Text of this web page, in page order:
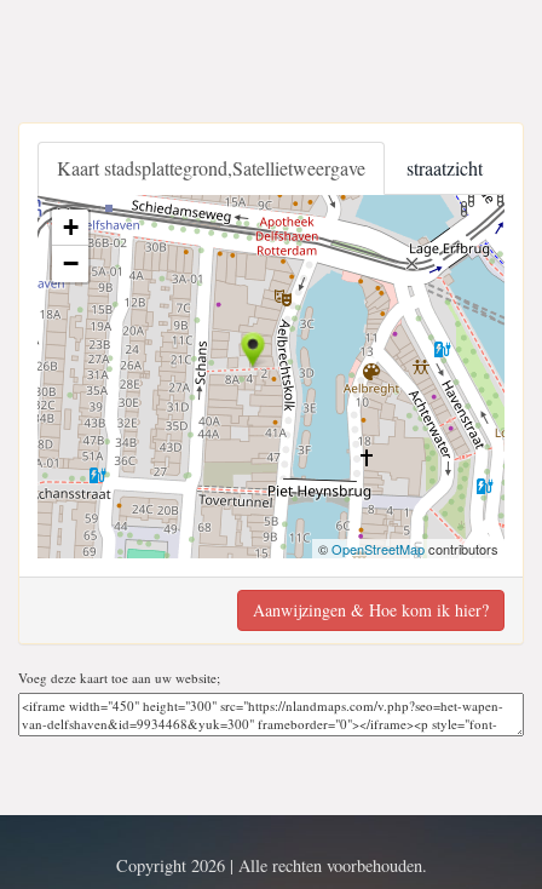
Kaart stadsplattegrond,Satellietweergave straatzicht
+
−
©OpenStreetMapcontributors
Aanwijzingen & Hoe kom ik hier?
Voeg deze kaart toe aan uw website;
Copyright 2026 | Alle rechten voorbehouden.